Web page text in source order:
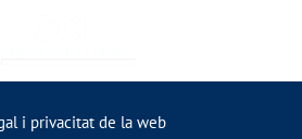
i privacitat de la web